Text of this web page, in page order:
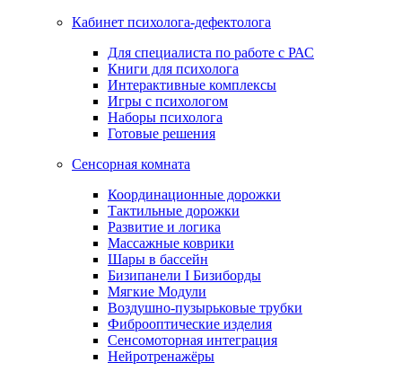
Кабинет психолога-дефектолога
Для специалиста по работе с РАС
Книги для психолога
Интерактивные комплексы
Игры с психологом
Наборы психолога
Готовые решения
Сенсорная комната
Координационные дорожки
Тактильные дорожки
Развитие и логика
Массажные коврики
Шары в бассейн
Бизипанели I Бизиборды
Мягкие Модули
Воздушно-пузырьковые трубки
Фиброоптические изделия
Сенсомоторная интеграция
Нейротренажёры